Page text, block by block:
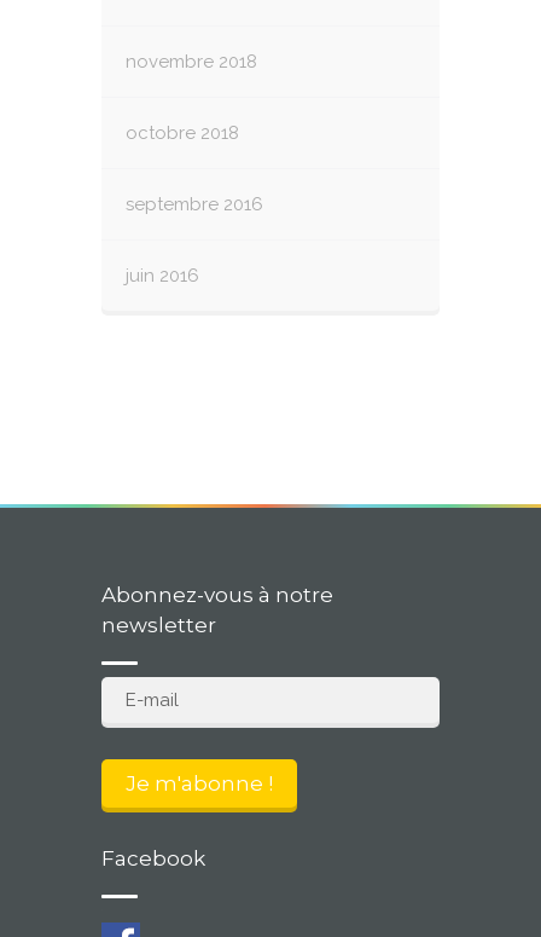
novembre 2018
octobre 2018
septembre 2016
juin 2016
Abonnez-vous à notre
newsletter
Facebook